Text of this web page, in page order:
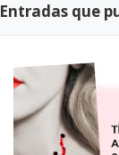
Entradas que